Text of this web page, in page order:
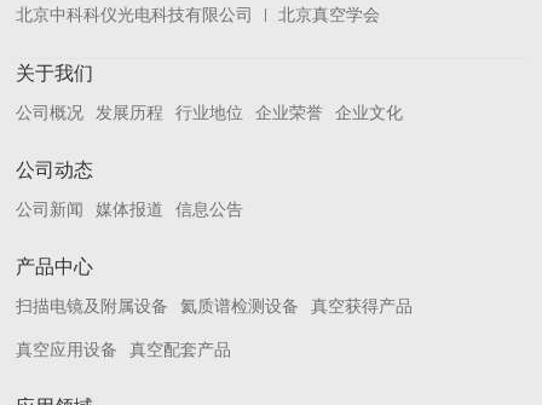
北京中科科仪光电科技有限公司
北京真空学会
关于我们
公司概况 发展历程 行业地位 企业荣誉 企业文化
公司动态
公司新闻 媒体报道 信息公告
产品中心
扫描电镜及附属设备 氦质谱检测设备 真空获得产品
真空应用设备 真空配套产品